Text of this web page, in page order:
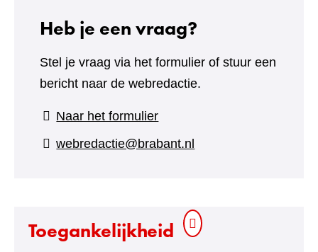
Heb je een vraag?
Stel je vraag via het formulier of stuur een
bericht naar de webredactie.
Naar het formulier(verwijst
naar
webredactie@brabant.nl
Toegankelijkheid